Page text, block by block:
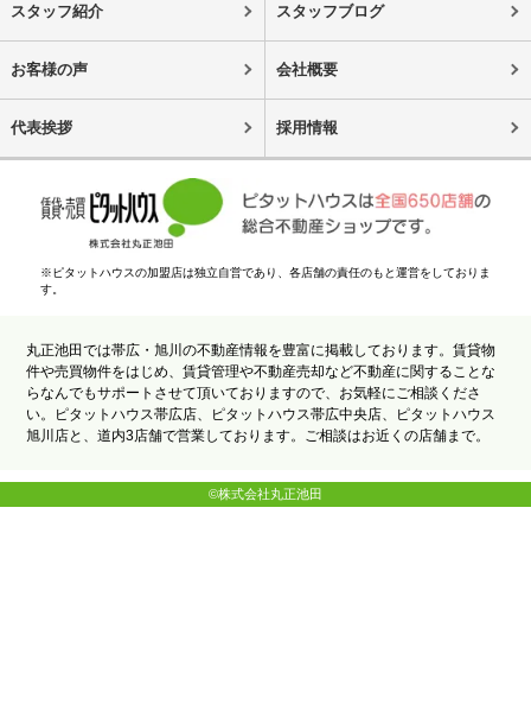
スタッフ紹介 スタッフブログ
お客様の声 会社概要
代表挨拶 採用情報
※ピタットハウスの加盟店は独立自営であり、各店舗の責任のもと運営をしておりま
す。
丸正池田では帯広・旭川の不動産情報を豊富に掲載しております。賃貸物
件や売買物件をはじめ、賃貸管理や不動産売却など不動産に関することな
らなんでもサポートさせて頂いておりますので、お気軽にご相談くださ
い。ピタットハウス帯広店、ピタットハウス帯広中央店、ピタットハウス
旭川店と、道内3店舗で営業しております。ご相談はお近くの店舗まで。
©株式会社丸正池田